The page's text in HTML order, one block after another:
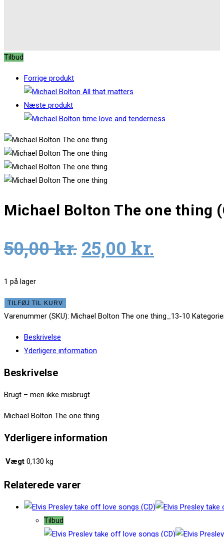
Tilbud
Forrige produkt
Næste produkt
Michael Bolton The one thing
50,00kr. Original
price
25,00 kr.
price
1 på lager
Michael
Bolton
(CD)
TILFØJ TIL KURV
Varenummer (SKU): Michael Bolton The one thing_13-10
Beskrivelse
Yderligere information
Beskrivelse
Brugt – men ikke misbrugt
Michael Bolton The one thing
Yderligere information
Vægt 0,130 kg
Relaterede varer
Tilbud